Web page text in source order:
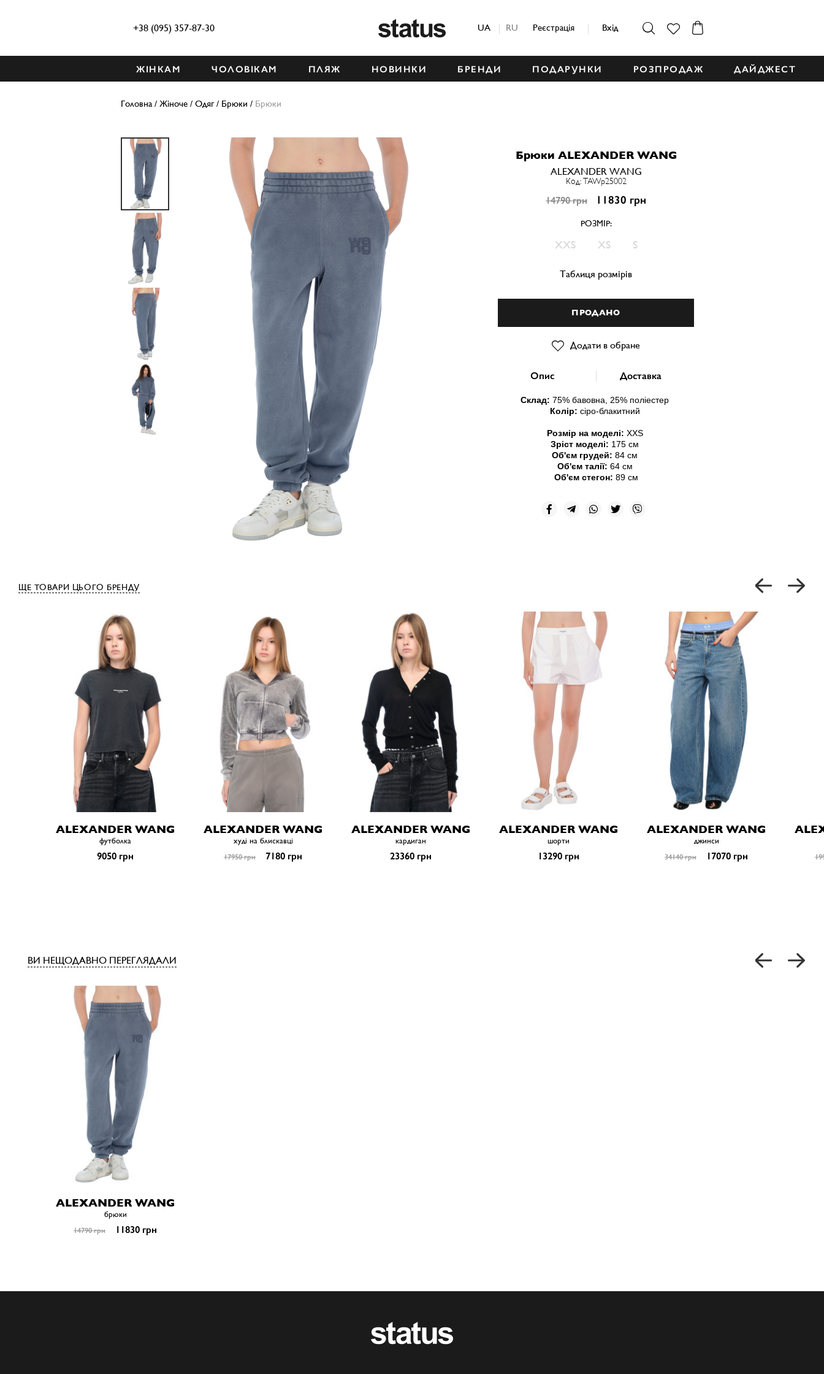
+38 (095) 357-87-30 UA RU Реєстрація Вхід
ЖІНКАМ ЧОЛОВІКАМ ПЛЯЖ НОВИНКИ БРЕНДИ ПОДАРУНКИ РОЗПРОДАЖ ДАЙДЖЕСТ
Головна / Жіноче / Одяг/ Брюки / Брюки
Брюки ALEXANDER WANG
ALEXANDER WANG
Код: TAWp25002
14790 грн 11830 грн
РОЗМІР:
XXS XS S
Таблиця розмірів
ПРОДАНО
Додати в обране
Опис Доставка
Склад: 75% бавовна, 25% поліестер
Колір: сіро-блакитний
Розмір на моделі: ХХS
Зріст моделі: 175 см
Об'єм грудей: 84 см
Об'єм талії: 64 см
Об'єм стегон: 89 см
ЩЕ ТОВАРИ ЦЬОГО БРЕНДУ
ALEXANDER WANG
футболка
9050 грн
ALEXANDER WANG
худі на блискавці
17950 грн 7180 грн
ALEXANDER WANG
кардиган
23360 грн
ALEXANDER WANG
шорти
13290 грн
ALEXANDER WANG
джинси
34140 грн 17070 грн
ВИ НЕЩОДАВНО ПЕРЕГЛЯДАЛИ
ALEXANDER WANG
брюки
14790 грн 11830 грн